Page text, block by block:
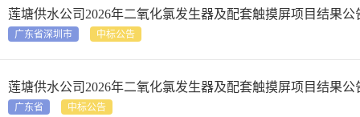
莲塘供水公司2026年二氧化氯发生器及配套触摸屏项目结果公
广东省深圳市 中标公告
莲塘供水公司2026年二氧化氯发生器及配套触摸屏项目结果公
广东省 中标公告